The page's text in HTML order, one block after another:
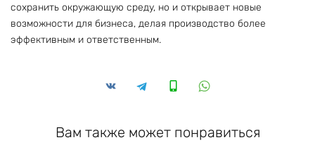
сохранить окружающую среду, но и открывает новые
возможности для бизнеса, делая производство более
эффективным и ответственным.
Вам также может понравиться